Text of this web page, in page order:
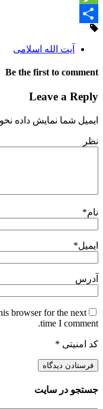
Message
Share
آیت الله اسلامی
Be the first to comment
Leave a Reply
ایمیل شما نمایش داده
نظر
نام*
ایمیل*
آدرس
browser for the next
time I comment.
کد امنیتی *
جستجو در سایت